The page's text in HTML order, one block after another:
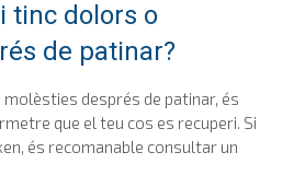
tinc dolors o
de patinar?
després de patinar, és
que el teu cos es recuperi. Si
és recomanable consultar un